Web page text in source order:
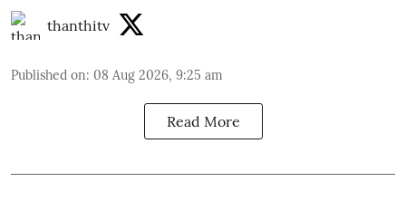
thanthitv
Published on: 08 Aug 2026, 9:25 am
Read More